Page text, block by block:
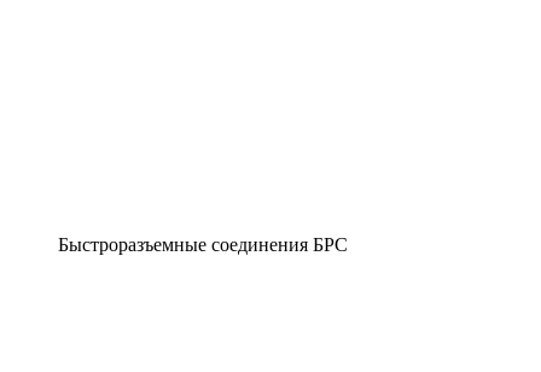
Быстроразъемные соединения БРС